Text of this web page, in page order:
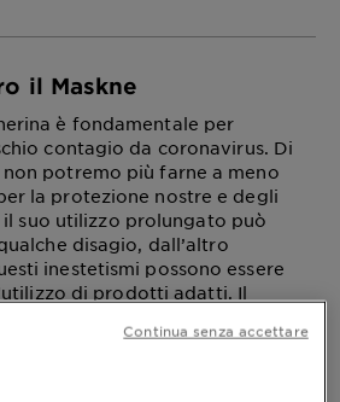
il Maskne
è fondamentale per
contagio da coronavirus. Di
potremo più farne a meno
la protezione nostre e degli
suo utilizzo prolungato può
disagio, dall’altro
inestetismi possono essere
di prodotti adatti. Il
di conseguenze dovute
fino alla formazione
Continua senza accettare